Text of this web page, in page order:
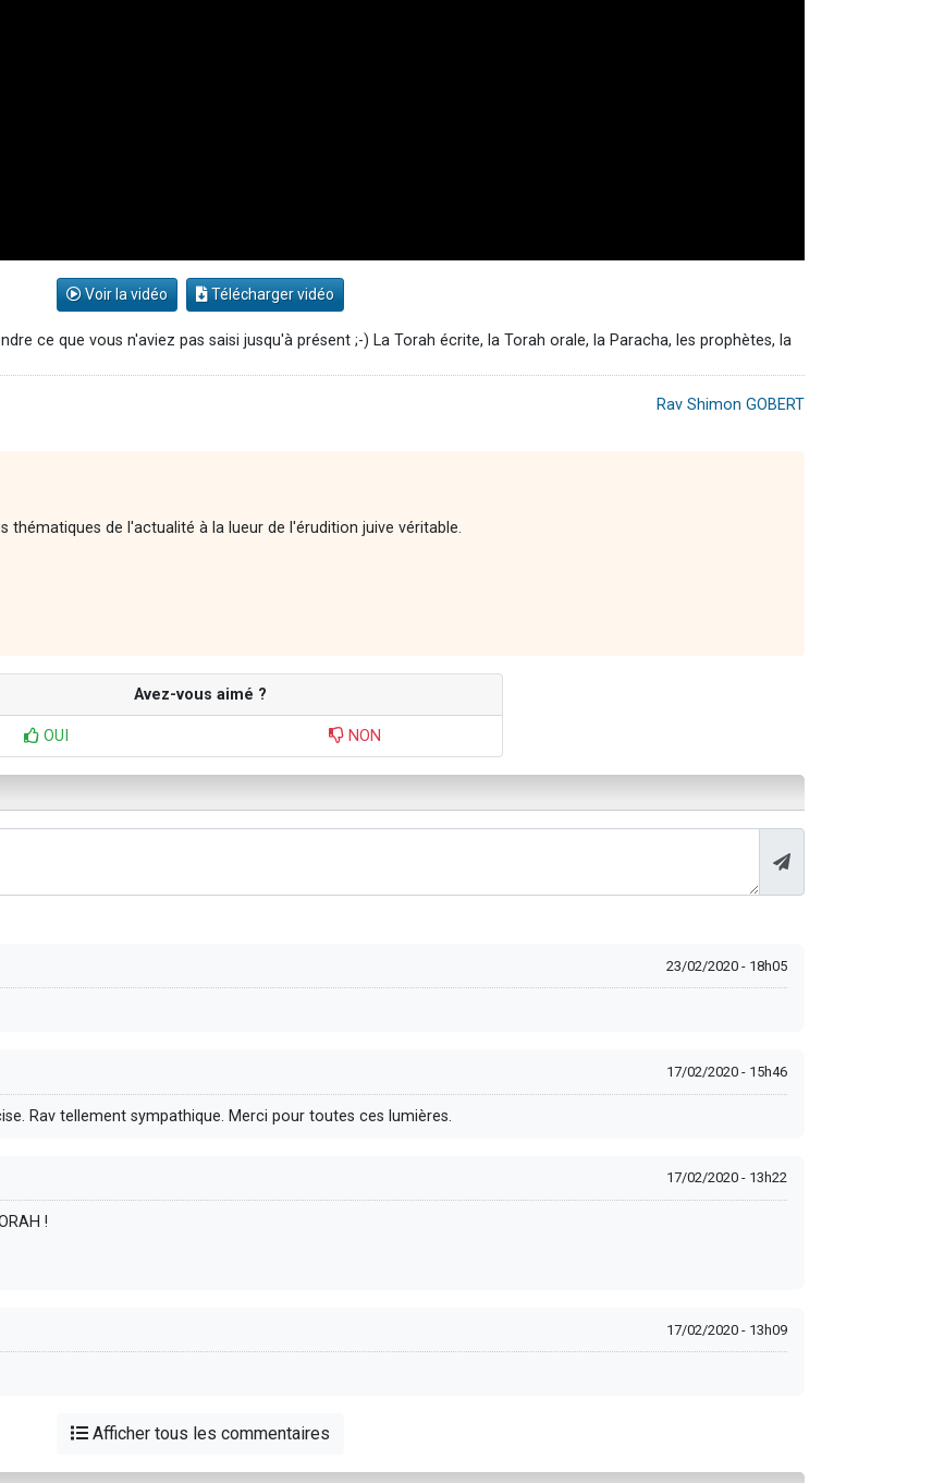
Voir la vidéo Télécharger vidéo
ce que vous n'aviez pas saisi jusqu'à présent ;-) La Torah écrite, la Torah orale, la Paracha, les prophètes, la
Rav Shimon GOBERT
thématiques de l'actualité à la lueur de l'érudition juive véritable.
Avez-vous aimé ?
OUI NON
23/02/2020 - 18h05
17/02/2020 - 15h46
Rav tellement sympathique. Merci pour toutes ces lumières.
17/02/2020 - 13h22
!
17/02/2020 - 13h09
Afficher tous les commentaires